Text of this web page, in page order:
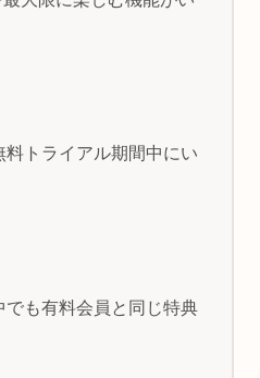
トライアル期間中にい
も有料会員と同じ特典